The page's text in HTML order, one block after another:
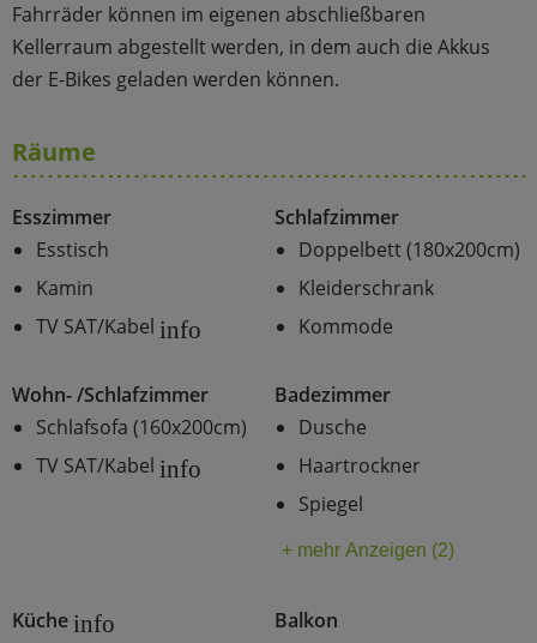
Fahrräder können im eigenen abschließbaren
Kellerraum abgestellt werden, in dem auch die Akkus
der E-Bikes geladen werden können.
Räume
Esszimmer
Esstisch
Kamin
TV SAT/Kabel info
Schlafzimmer
Doppelbett (180x200cm)
Kleiderschrank
Kommode
Wohn- /Schlafzimmer
Schlafsofa (160x200cm)
TV SAT/Kabel info
Badezimmer
Dusche
Haartrockner
Spiegel
+ mehr Anzeigen (2)
Küche info
Balkon